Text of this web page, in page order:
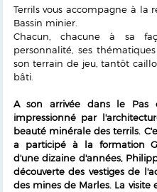
Terrils vous accompagne à la
Bassin minier.
Chacun, chacune à sa
personnalité, ses
son terrain de jeu, tantôt
bâti.
A son arrivée dans le Pas
impressionné par
beauté minérale des terrils.
a participé à la formation
d'une dizaine d'années,
découverte des vestiges de
des mines de Marles. La visite